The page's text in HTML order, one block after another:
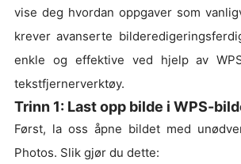
vise deg hvordan oppgaver som
krever avanserte
enkle og effektive ved hjelp av
tekstfjernerverktøy.
Trinn 1: Last opp bilde i WPS-
Først, la oss åpne bildet med
Photos. Slik gjør du dette: